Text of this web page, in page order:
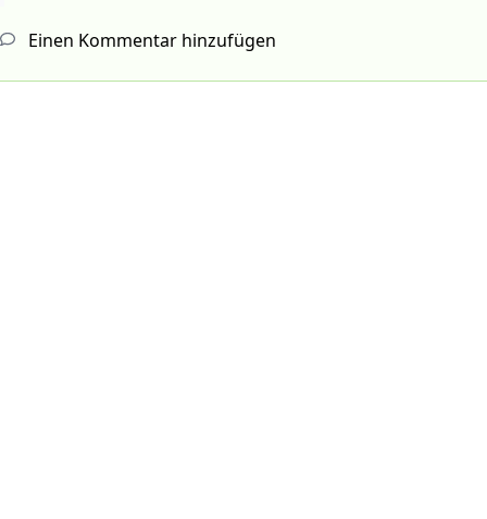
Einen Kommentar hinzufügen